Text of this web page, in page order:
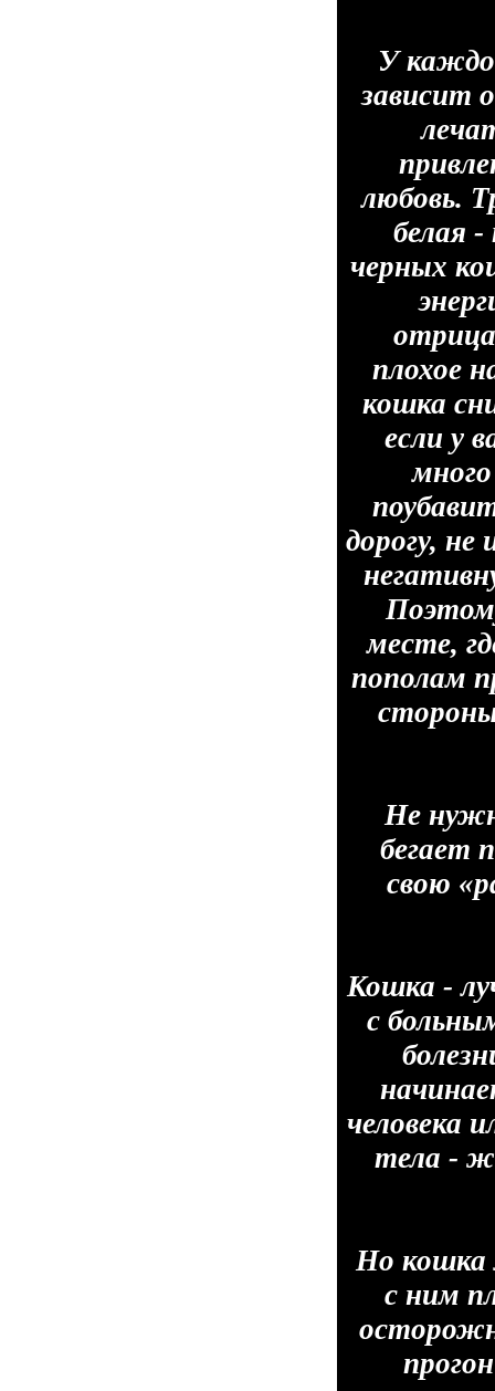
У
зависит
любовь.
белая
черных
плохое
кошка
если у
дорогу,
месте,
пополам
Не
бегает
свою
Кошка -
с
человека
тела -
Но кошка
с ним